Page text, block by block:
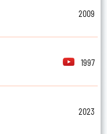
2009
1997
2023